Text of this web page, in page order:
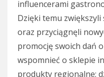
influencerami
Dzięki temu
oraz przyciągnęli
promocję swoich dań
wspomnieć o sklepie
produkty regionalne;